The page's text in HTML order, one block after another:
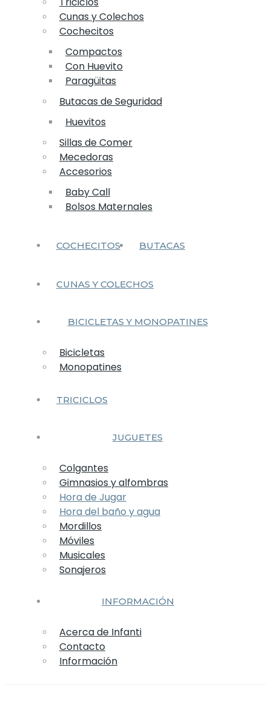
Cunas y Colechos
Cochecitos
Compactos
Con Huevito
Paragüitas
Butacas de Seguridad
Huevitos
Sillas de Comer
Mecedoras
Accesorios
Baby Call
Bolsos Maternales
COCHECITOS BUTACAS
CUNAS Y COLECHOS
BICICLETAS Y MONOPATINES
Bicicletas
Monopatines
TRICICLOS
JUGUETES
Colgantes
Gimnasios y alfombras
Hora de Jugar
Hora del baño y agua
Mordillos
Móviles
Musicales
Sonajeros
INFORMACIÓN
Acerca de Infanti
Contacto
Información